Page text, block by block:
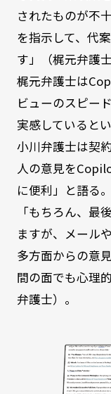
されたものが不
を指示して、代
す」（梶元弁護士
梶元弁護士は
ビューのスピー
実感しているとい
小川弁護士は契
人の意見を
に便利」と語る。
「もちろん、最
ますが、メール
多方面からの意
間の面でも心理
弁護士）。